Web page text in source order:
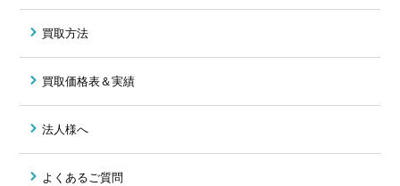
買取方法
買取価格表＆実績
法人様へ
よくあるご質問